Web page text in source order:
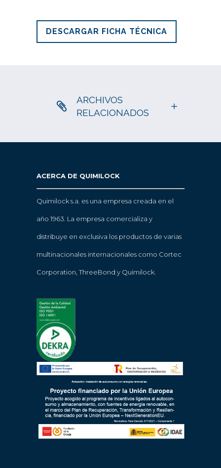
DESCARGAR FICHA TÉCNICA
ARCHIVOS
RELACIONADOS
ACERCA DE QUIMILOCK
Quimilock s.a. es una empresa creada en el
año 1963. La empresa comercializa y
distribuye en exclusiva los productos de varias
multinacionales internacionales como Cortec
Corporation, ThreeBond y Quimilock.